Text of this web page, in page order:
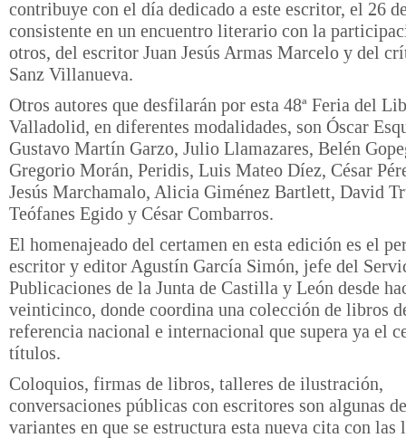
contribuye con el día dedicado a este escritor, el 26
consistente en un encuentro literario con la
otros, del escritor Juan Jesús Armas Marcelo y del
Sanz Villanueva.
Otros autores que desfilarán por esta 48ª Feria del
Valladolid, en diferentes modalidades, son Óscar
Gustavo Martín Garzo, Julio Llamazares, Belén
Gregorio Morán, Peridis, Luis Mateo Díez, César
Jesús Marchamalo, Alicia Giménez Bartlett, David
Teófanes Egido y César Combarros.
El homenajeado del certamen en esta edición es el
escritor y editor Agustín García Simón, jefe del
Publicaciones de la Junta de Castilla y León desde
veinticinco, donde coordina una colección de libros
referencia nacional e internacional que supera ya el
títulos.
Coloquios, firmas de libros, talleres de ilustración,
conversaciones públicas con escritores son algunas
variantes en que se estructura esta nueva cita con las